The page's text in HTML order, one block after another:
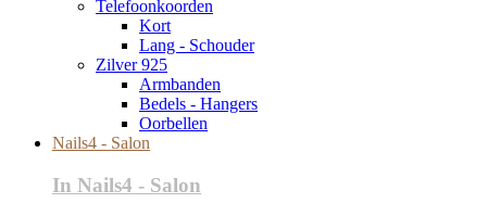
Telefoonkoorden
Kort
Lang - Schouder
Zilver 925
Armbanden
Bedels - Hangers
Oorbellen
Nails4 - Salon
In Nails4 - Salon